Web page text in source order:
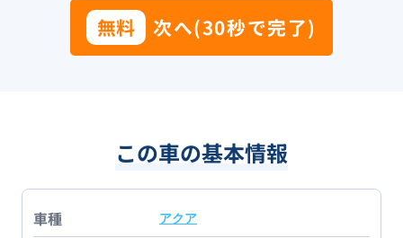
無料 次へ(30秒で完了)
この車の基本情報
車種 アクア